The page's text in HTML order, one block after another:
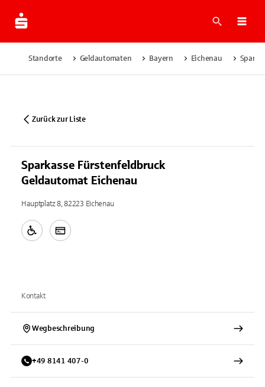
Suche
Standorte Geldautomaten Bayern Eichenau
Zurück zur Liste
Sparkasse Fürstenfeldbruck
Geldautomat Eichenau
Hauptplatz 8, 82223 Eichenau
Kontakt
Wegbeschreibung
+49 8141 407-0